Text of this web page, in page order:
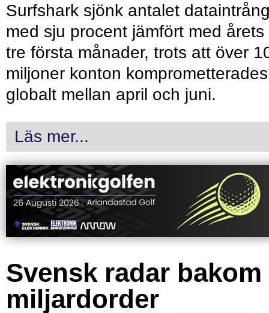
Surfshark sjönk antalet
med sju procent jämfört med årets
tre första månader, trots att över
miljoner konton komprometterades
globalt mellan april och juni.
Läs mer...
Svensk radar bakom
miljardorder